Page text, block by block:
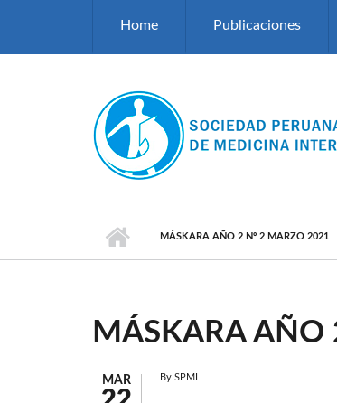
Home Publicaciones
MÁSKARA AÑO 2 Nº 2 MARZO 2021
MÁSKARA
MAR By SPMI